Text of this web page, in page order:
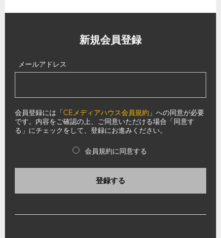
新規会員登録
メールアドレス
会員登録には「CEメディアハウス会員規約 」への同意が必要
です。内容をご確認の上、ご同意いただける場合「同意す
る」にチェックをして、登録にお進みください。
会員規約に同意する
登録する